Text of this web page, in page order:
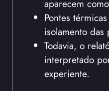
aparecem
Pontes
isolamento das
Todavia, o
interpretado
experiente.